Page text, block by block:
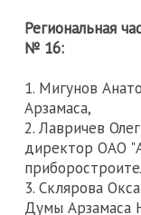
Региональная
№ 16:
1. Мигунов
Арзамаса,
2. Лавричев
директор ОАО
3. Склярова
Думы Арзамаса